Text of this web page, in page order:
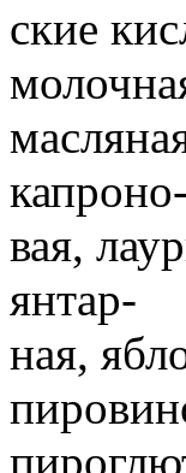
ские
капроно-
вая,
янтар-
ная,